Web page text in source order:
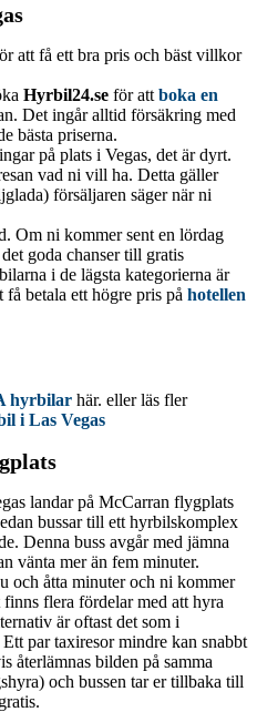
att få ett bra pris och bäst villkor
Hyrbil24.se för att boka en
Det ingår alltid försäkring med
bästa priserna.
på plats i Vegas, det är dyrt.
vad ni vill ha. Detta gäller
försäljaren säger när ni
Om ni kommer sent en lördag
goda chanser till gratis
i de lägsta kategorierna är
betala ett högre pris på hotellen
hyrbilar här. eller läs fler
i Las Vegas
landar på McCarran flygplats
bussar till ett hyrbilskomplex
Denna buss avgår med jämna
vänta mer än fem minuter.
och åtta minuter och ni kommer
flera fördelar med att hyra
är oftast det som i
par taxiresor mindre kan snabbt
återlämnas bilden på samma
och bussen tar er tillbaka till